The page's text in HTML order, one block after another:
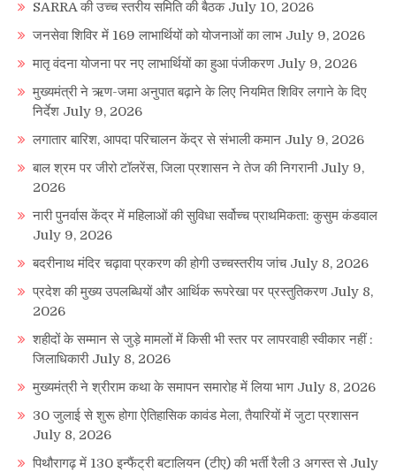
SARRA की उच्च स्तरीय समिति की बैठक July 10, 2026
जनसेवा शिविर में 169 लाभार्थियों को योजनाओं का लाभ July 9, 2026
मातृ वंदना योजना पर नए लाभार्थियों का हुआ पंजीकरण July 9, 2026
मुख्यमंत्री ने ऋण-जमा अनुपात बढ़ाने के लिए नियमित शिविर लगाने के दिए
निर्देश July 9, 2026
लगातार बारिश, आपदा परिचालन केंद्र से संभाली कमान July 9, 2026
बाल श्रम पर जीरो टॉलरेंस, जिला प्रशासन ने तेज की निगरानी July 9,
2026
नारी पुनर्वास केंद्र में महिलाओं की सुविधा सर्वोच्च प्राथमिकता: कुसुम कंडवाल
July 9, 2026
बदरीनाथ मंदिर चढ़ावा प्रकरण की होगी उच्चस्तरीय जांच July 8, 2026
प्रदेश की मुख्य उपलब्धियों और आर्थिक रूपरेखा पर प्रस्तुतिकरण July 8,
2026
शहीदों के सम्मान से जुड़े मामलों में किसी भी स्तर पर लापरवाही स्वीकार नहीं :
जिलाधिकारी July 8, 2026
मुख्यमंत्री ने श्रीराम कथा के समापन समारोह में लिया भाग July 8, 2026
30 जुलाई से शुरू होगा ऐतिहासिक कावंड मेला, तैयारियों में जुटा प्रशासन
July 8, 2026
पिथौरागढ़ में 130 इन्फैंट्री बटालियन (टीए) की भर्ती रैली 3 अगस्त से July